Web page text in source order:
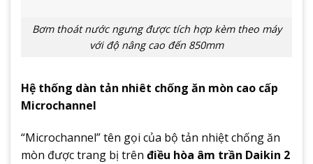
Bơm thoát nước ngưng được tích hợp kèm theo máy
với độ nâng cao đến 850mm
Hệ thống dàn tản nhiêt chống ăn mòn cao cấp
Microchannel
“Microchannel” tên gọi của bộ tản nhiệt chống ăn
mòn được trang bị trên điều hòa âm trần Daikin 2